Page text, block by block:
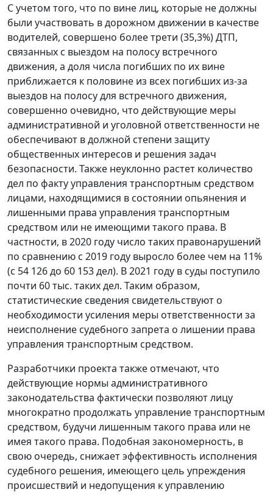
С учетом того, что по вине лиц, которые не должны
были участвовать в дорожном движении в качестве
водителей, совершено более трети (35,3%) ДТП,
связанных с выездом на полосу встречного
движения, а доля числа погибших по их вине
приближается к половине из всех погибших из-за
выездов на полосу для встречного движения,
совершенно очевидно, что действующие меры
административной и уголовной ответственности не
обеспечивают в должной степени защиту
общественных интересов и решения задач
безопасности. Также неуклонно растет количество
дел по факту управления транспортным средством
лицами, находящимися в состоянии опьянения и
лишенными права управления транспортным
средством или не имеющими такого права. В
частности, в 2020 году число таких правонарушений
по сравнению с 2019 году выросло более чем на 11%
(с 54 126 до 60 153 дел). В 2021 году в суды поступило
почти 60 тыс. таких дел. Таким образом,
статистические сведения свидетельствуют о
необходимости усиления меры ответственности за
неисполнение судебного запрета о лишении права
управления транспортным средством.
Разработчики проекта также отмечают, что
действующие нормы административного
законодательства фактически позволяют лицу
многократно продолжать управление транспортным
средством, будучи лишенным такого права или не
имея такого права. Подобная закономерность, в
свою очередь, снижает эффективность исполнения
судебного решения, имеющего цель упреждения
происшествий и недопущения к управлению